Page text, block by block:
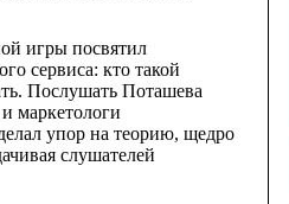
игры посвятил
сервиса: кто такой
Послушать Поташева
маркетологи
упор на теорию, щедро
слушателей